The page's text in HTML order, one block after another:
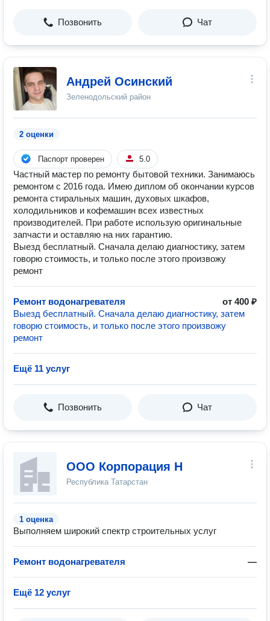
Позвонить Чат
Андрей Осинский
Зеленодольский район
2 оценки
Паспорт проверен 5.0
Частный мастер по ремонту бытовой техники. Занимаюсь
ремонтом с 2016 года. Имею диплом об окончании курсов
ремонта стиральных машин, духовых шкафов,
холодильников и кофемашин всех известных
производителей. При работе использую оригинальные
запчасти и оставляю на них гарантию.
Выезд бесплатный. Сначала делаю диагностику, затем
говорю стоимость, и только после этого произвожу
ремонт
Ремонт водонагревателя
от 400 ₽
Выезд бесплатный. Сначала делаю диагностику, затем
говорю стоимость, и только после этого произвожу
ремонт
Ещё 11 услуг
Позвонить Чат
ООО Корпорация Н
Республика Татарстан
1 оценка
Выполняем широкий спектр строительных услуг
Ремонт водонагревателя —
Ещё 12 услуг